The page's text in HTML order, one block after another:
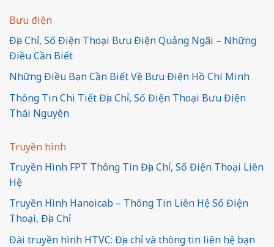
Bưu điện
Địa Chỉ, Số Điện Thoại Bưu Điện Quảng Ngãi – Những
Điều Cần Biết
Những Điều Bạn Cần Biết Về Bưu Điện Hồ Chí Minh
Thông Tin Chi Tiết Địa Chỉ, Số Điện Thoại Bưu Điện
Thái Nguyên
Truyền hình
Truyền Hình FPT Thông Tin Địa Chỉ, Số Điện Thoại Liên
Hệ
Truyền Hình Hanoicab – Thông Tin Liên Hệ Số Điện
Thoại, Địa Chỉ
Đài truyền hình HTVC: Địa chỉ và thông tin liên hệ bạn